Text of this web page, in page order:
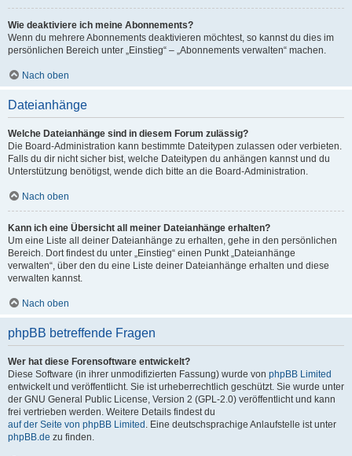
Wie deaktiviere ich meine Abonnements?
Wenn du mehrere Abonnements deaktivieren möchtest, so kannst du dies im
persönlichen Bereich unter „Einstieg“ – „Abonnements verwalten“ machen.
Nach oben
Dateianhänge
Welche Dateianhänge sind in diesem Forum zulässig?
Die Board-Administration kann bestimmte Dateitypen zulassen oder verbieten.
Falls du dir nicht sicher bist, welche Dateitypen du anhängen kannst und du
Unterstützung benötigst, wende dich bitte an die Board-Administration.
Nach oben
Kann ich eine Übersicht all meiner Dateianhänge erhalten?
Um eine Liste all deiner Dateianhänge zu erhalten, gehe in den persönlichen
Bereich. Dort findest du unter „Einstieg“ einen Punkt „Dateianhänge
verwalten“, über den du eine Liste deiner Dateianhänge erhalten und diese
verwalten kannst.
Nach oben
phpBB betreffende Fragen
Wer hat diese Forensoftware entwickelt?
Diese Software (in ihrer unmodifizierten Fassung) wurde von phpBB Limited
entwickelt und veröffentlicht. Sie ist urheberrechtlich geschützt. Sie wurde unter
der GNU General Public License, Version 2 (GPL-2.0) veröffentlicht und kann
frei vertrieben werden. Weitere Details findest du
auf der Seite von phpBB Limited . Eine deutschsprachige Anlaufstelle ist unter
phpBB.de zu finden.